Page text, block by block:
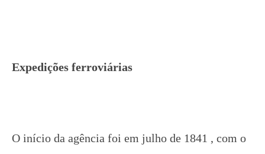
Expedições ferroviárias
O início da agência foi em julho de 1841 , com o